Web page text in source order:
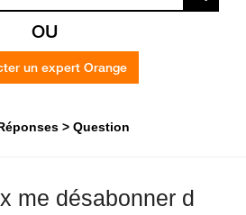
OU
un expert Orange
Question
me désabonner d